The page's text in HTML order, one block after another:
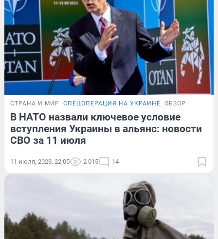
СТРАНА И МИР СПЕЦОПЕРАЦИЯ НА УКРАИНЕ ОБЗОР
В НАТО назвали ключевое условие
вступления Украины в альянс: новости
СВО за 11 июля
11 июля, 2023, 22:05 2 015 14